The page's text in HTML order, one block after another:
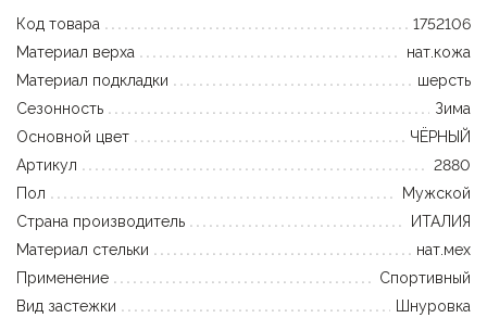
Код товара
1752106
Материал верха
нат.кожа
Материал подкладки
шерсть
Сезонность
Зима
Основной цвет
ЧЁРНЫЙ
Артикул
2880
Пол
Мужской
Страна производитель
ИТАЛИЯ
Материал стельки
нат.мех
Применение
Спортивный
Вид застежки
Шнуровка